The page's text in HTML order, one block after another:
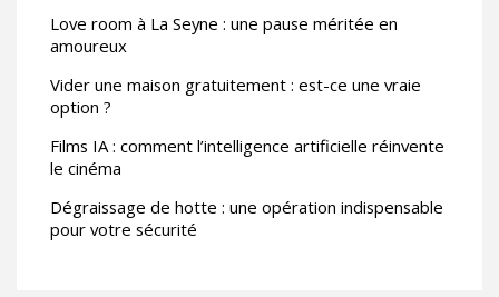
Love room à La Seyne : une pause méritée en
amoureux
Vider une maison gratuitement : est-ce une vraie
option ?
Films IA : comment l’intelligence artificielle réinvente
le cinéma
Dégraissage de hotte : une opération indispensable
pour votre sécurité